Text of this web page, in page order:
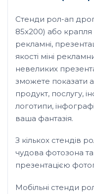
Стенди рол-ап
85х200) або
рекламні,
якості міні
невеликих
зможете показати
продукт, послугу,
логотипи,
ваша фантазія.
З кількох стендів
чудова фотозона та
презентацією
Мобільні стенди